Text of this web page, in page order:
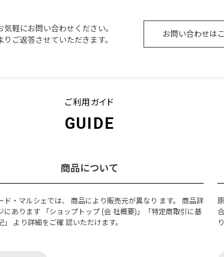
軽にお問い合わせください。
ご返答させていただきます。
お問い合わせは
ご利用ガイド
GUIDE
商品について
ド・マルシェでは、 商品により販売元が異なり ます。 商品詳
にあります 「ショップトップ (会 社概要)」「特定商取引に基
」 より詳細をご確 認いただけます。